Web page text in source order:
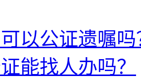
以公证遗嘱吗
能找人办吗？